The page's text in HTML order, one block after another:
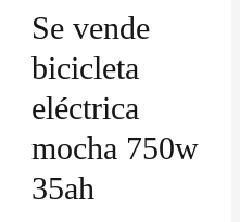
Se vende
bicicleta
eléctrica
mocha 750w
35ah